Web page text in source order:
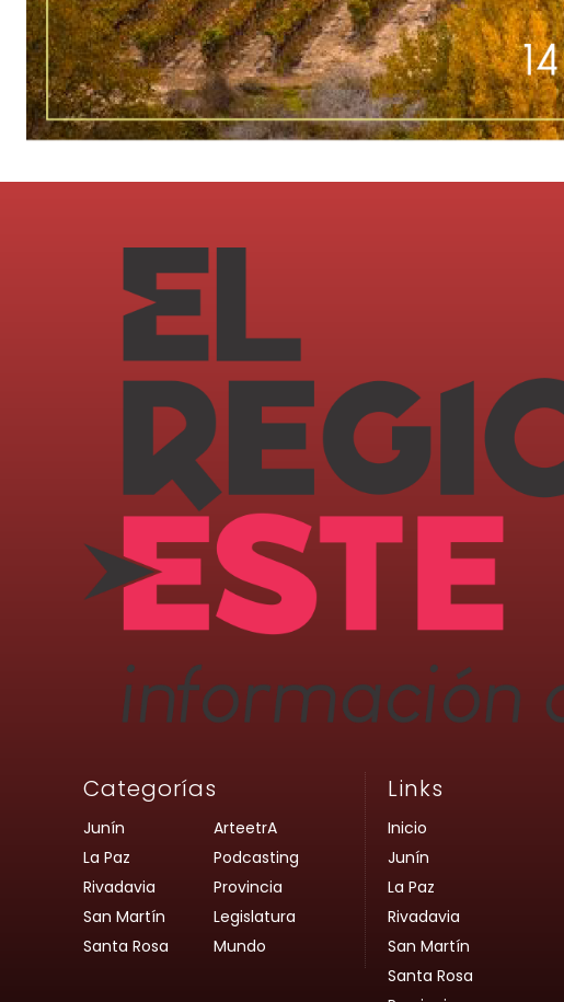
Categorías
Junín
La Paz
Rivadavia
San Martín
Santa Rosa
ArteetrA
Podcasting
Provincia
Legislatura
Mundo
Links
Inicio
Junín
La Paz
Rivadavia
San Martín
Santa Rosa